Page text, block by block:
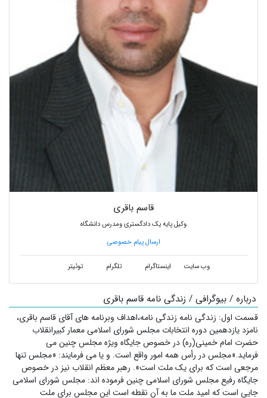
قاسم باقری
وکیل پایه یک دادگستری ومدرس دانشگاه
ارسال پیام خصوصی
وب سایت اینستاگرام تلگرام توئیتر
درباره / بیوگرافی / زندگی نامه قاسم باقری
قسمت اول: زندگی نامه زندگی نامه،اهداف وبرنامه های آقای قاسم باقری،
نامزد یازدهمین دوره انتخابات مجلس شورای اسلامی معمار کبیرانقلاب
حضرت امام خمینی(ره) در خصوص جایگاه ویژه مجلس چنین می
فرماید.«مجلس در رأس همه امور واقع است. و یا می فرمایند: «مجلس تنها
مرجعی است که برای یک ملت است». رهبر معظم انقلاب نیز در خصوص
جایگاه رفیع مجلس شورای اسلامی چنین فرموده اند: مجلس شورای اسلامی
جایی است که امید ملت ما به آن نقطه است این مجلس برای ملت